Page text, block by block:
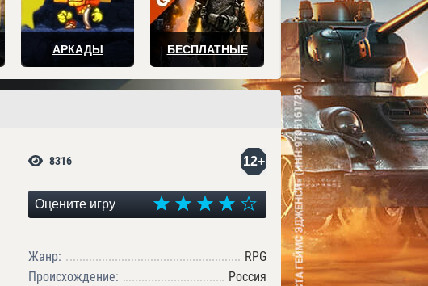
АРКАДЫ БЕСПЛАТНЫЕ
12+
8316
Оцените игру
Жанр:
RPG
Происхождение:
Россия